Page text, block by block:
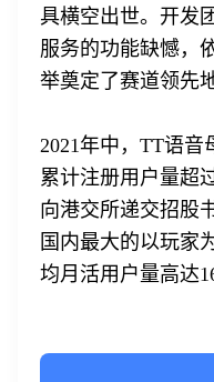
具横空出世。开发
服务的功能缺憾，
举奠定了赛道领先
2021年中，TT语音
累计注册用户量超
向港交所递交招股
国内最大的以玩家
均月活用户量高达